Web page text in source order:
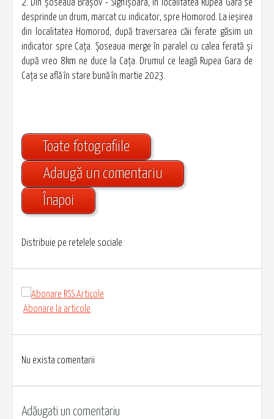
2. Din şoseaua Braşov - Sighişoara, în localitatea Rupea Gară se
desprinde un drum, marcat cu indicator, spre Homorod. La ieşirea
din localitatea Homorod, după traversarea căii ferate găsim un
indicator spre Cața. Şoseaua merge în paralel cu calea ferată şi
după vreo 8km ne duce la Cața. Drumul ce leagă Rupea Gara de
Cața se află în stare bună în martie 2023.
Toate fotografiile
Adaugă un comentariu
Înapoi
Distribuie pe retelele sociale
Abonare la articole
Nu exista comentarii
Adăugati un comentariu